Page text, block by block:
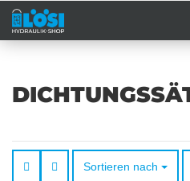
Sortieren nach
Sortieren nach